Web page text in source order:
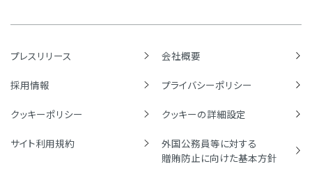
プレスリリース 会社概要
採用情報 プライバシーポリシー
クッキーポリシー クッキーの詳細設定
サイト利用規約
外国公務員等に対する
贈賄防止に向けた基本方針